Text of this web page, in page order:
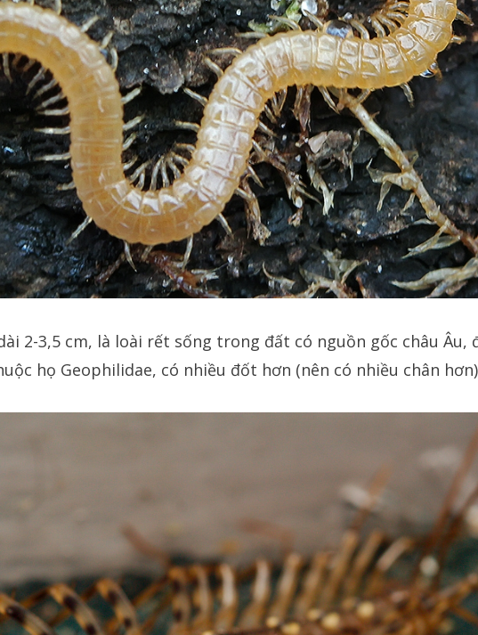
2-3,5 cm, là loài rết sống trong đất có nguồn gốc châu Âu,
họ Geophilidae, có nhiều đốt hơn (nên có nhiều chân